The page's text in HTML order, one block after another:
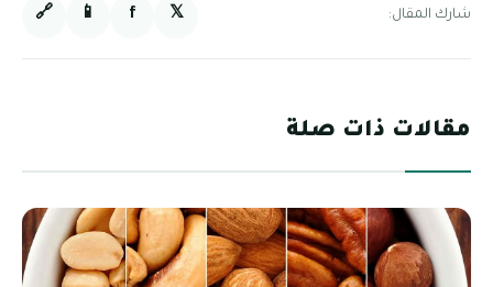
شارك المقال: 𝕏
f
📱
🔗
مقالات ذات صلة